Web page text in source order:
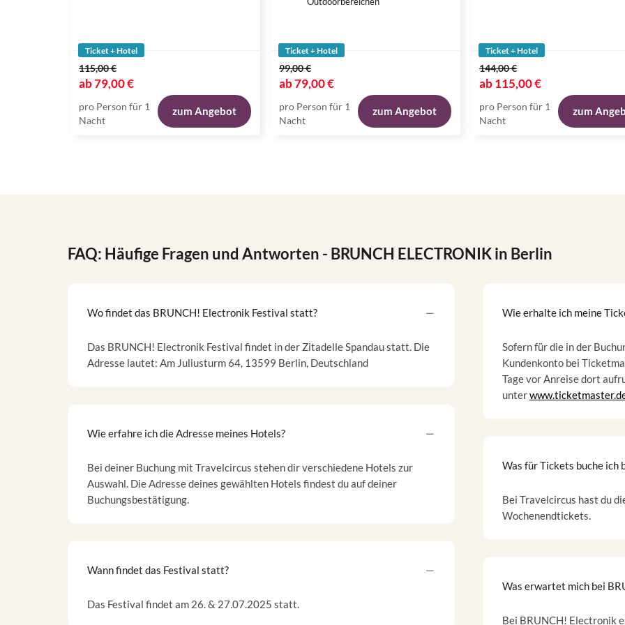
Ticket + Hotel
115,00 €
ab79,00 €
pro Person für 1
Nacht
zum Angebot
Ticket + Hotel
99,00 €
ab79,00 €
pro Person für 1
Nacht
zum Angebot
Ticket + Hotel
144,00 €
ab115,00 €
pro Person für 1
Nacht
zum
FAQ: Häufige Fragen und Antworten - BRUNCH ELECTRONIK in Berlin
Wo findet das BRUNCH! Electronik Festival statt?
Das BRUNCH! Electronik Festival findet in der Zitadelle Spandau statt. Die
Adresse lautet: Am Juliusturm 64, 13599 Berlin, Deutschland
Wie erfahre ich die Adresse meines Hotels?
Bei deiner Buchung mit Travelcircus stehen dir verschiedene Hotels zur
Auswahl. Die Adresse deines gewählten Hotels findest du auf deiner
Buchungsbestätigung.
Wann findet das Festival statt?
Das Festival findet am 26. & 27.07.2025 statt.
Wie erhalte ich meine
Sofern für die in der
Kundenkonto bei
Tage vor Anreise dort
unter
Was für Tickets buche ich
Bei Travelcircus hast du
Wochenendtickets.
Was erwartet mich bei
​Bei BRUNCH! Electronik